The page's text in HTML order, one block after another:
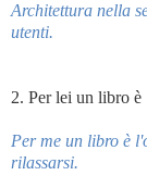
Architettura nella
utenti.
2. Per lei un libro
Per me un libro è
rilassarsi.